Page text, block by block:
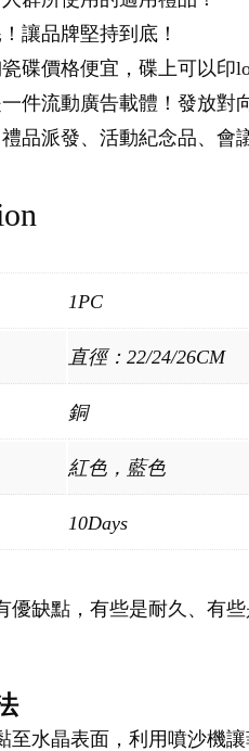
讓品牌堅持到底！
碟價格便宜，碟上可以印
件流動廣告載體！發放對
品派發、活動紀念品、會
1PC
直徑：22/24/26CM
銅
紅色，藍色
10Days
優缺點，有些是耐久、有
至水晶表面，利用噴沙機